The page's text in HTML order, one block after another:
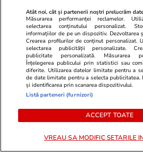
eroii naţiunii
Știri România
Cine a fost Constantin Covaciu,
membru al staffului medical al
lui Dinamo, care a murit în
accidentul din Câmpulung
Muscel
Atât noi, cât și partenerii noștri prelucrăm
Măsurarea performanței reclamelor.
selectarea conținutului personalizat.
informațiilor de pe un dispozitiv. Dezvoltarea
Crearea profilurilor de conținut personalizat.
selectarea publicității personalizate.
publicitate personalizată. Măsurarea
Înțelegerea publicului prin statistici sau
diferite. Utilizarea datelor limitate pentru a
de date limitate pentru a selecta publicitatea.
și identificarea prin scanarea dispozitivului.
Listă parteneri (furnizori)
ACCEPT TOATE
VREAU SA MODIFIC SETARILE